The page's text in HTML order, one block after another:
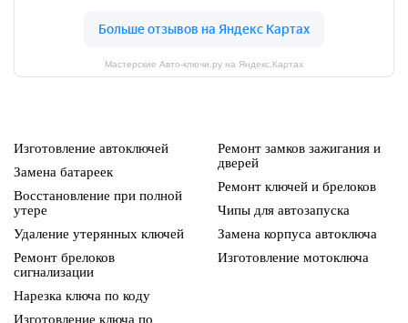
Мастерские Авто-ключи.ру на Яндекс.Картах
Изготовление автоключей
Замена батареек
Восстановление при полной
утере
Удаление утерянных ключей
Ремонт брелоков
сигнализации
Нарезка ключа по коду
Изготовление ключа по
Ремонт замков зажигания и
дверей
Ремонт ключей и брелоков
Чипы для автозапуска
Замена корпуса автоключа
Изготовление мотоключа